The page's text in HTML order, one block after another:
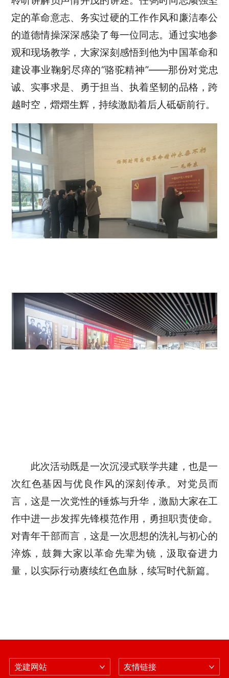
定的革命意志、务实过硬的工作作风和廉洁奉公
的道德情操深深感染了每一位同志。通过实地参
观和现场教学，大家深刻感悟到他为中国革命和
建设事业鞠躬尽瘁的“骆驼精神”——那份对党忠
诚、实事求是、勇于担当、执着坚韧的品格，跨
越时空，熠熠生辉，持续激励着后人砥砺前行。
此次活动既是一次沉浸式联学共建，也是一
次红色基因与优良作风的深刻传承。对党员而
言，这是一次党性的锤炼与升华，激励大家在工
作中进一步发挥先锋模范作用，勇担职责使命。
对青年干部而言，这是一次思想的洗礼与初心的
淬炼，鼓舞大家以革命先辈为镜，汲取奋进力
量，以实际行动赓续红色血脉，续写时代新篇。
党建网站 友情链接